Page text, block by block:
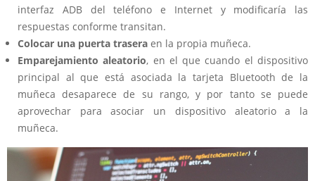
interfaz ADB del teléfono e Internet y modificaría las
respuestas conforme transitan.
Colocar una puerta trasera en la propia muñeca.
Emparejamiento aleatorio, en el que cuando el dispositivo
principal al que está asociada la tarjeta Bluetooth de la
muñeca desaparece de su rango, y por tanto se puede
aprovechar para asociar un dispositivo aleatorio a la
muñeca.